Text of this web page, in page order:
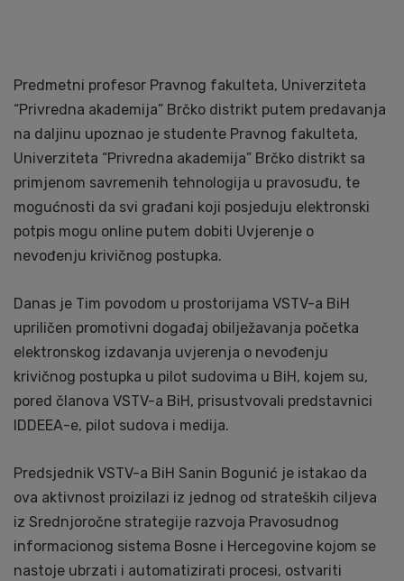
Predmetni profesor Pravnog fakulteta, Univerziteta
“Privredna akademija” Brčko distrikt putem predavanja
na daljinu upoznao je studente Pravnog fakulteta,
Univerziteta “Privredna akademija” Brčko distrikt sa
primjenom savremenih tehnologija u pravosuđu, te
mogućnosti da svi građani koji posjeduju elektronski
potpis mogu online putem dobiti Uvjerenje o
nevođenju krivičnog postupka.
Danas je Tim povodom u prostorijama VSTV-a BiH
upriličen promotivni događaj obilježavanja početka
elektronskog izdavanja uvjerenja o nevođenju
krivičnog postupka u pilot sudovima u BiH, kojem su,
pored članova VSTV-a BiH, prisustvovali predstavnici
IDDEEA-e, pilot sudova i medija.
Predsjednik VSTV-a BiH Sanin Bogunić je istakao da
ova aktivnost proizilazi iz jednog od strateških ciljeva
iz Srednjoročne strategije razvoja Pravosudnog
informacionog sistema Bosne i Hercegovine kojom se
nastoje ubrzati i automatizirati procesi, ostvariti